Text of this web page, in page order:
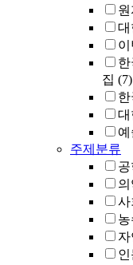
대
집 (7)
대
주제분류
사